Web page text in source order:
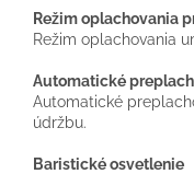
Režim oplachovania
Režim oplachovania
Automatické
Automatické
údržbu.
Baristické osvetlenie